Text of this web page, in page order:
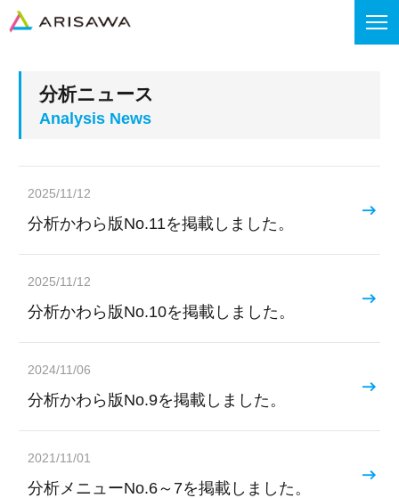
分析ニュース
2025/11/12
分析かわら版No.11を掲載しました。
2025/11/12
分析かわら版No.10を掲載しました。
2024/11/06
分析かわら版No.9を掲載しました。
2021/11/01
分析メニューNo.6～7を掲載しました。